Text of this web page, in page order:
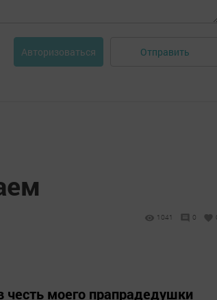
Авторизоваться Отправить
1041 0
моего прапрадедушки